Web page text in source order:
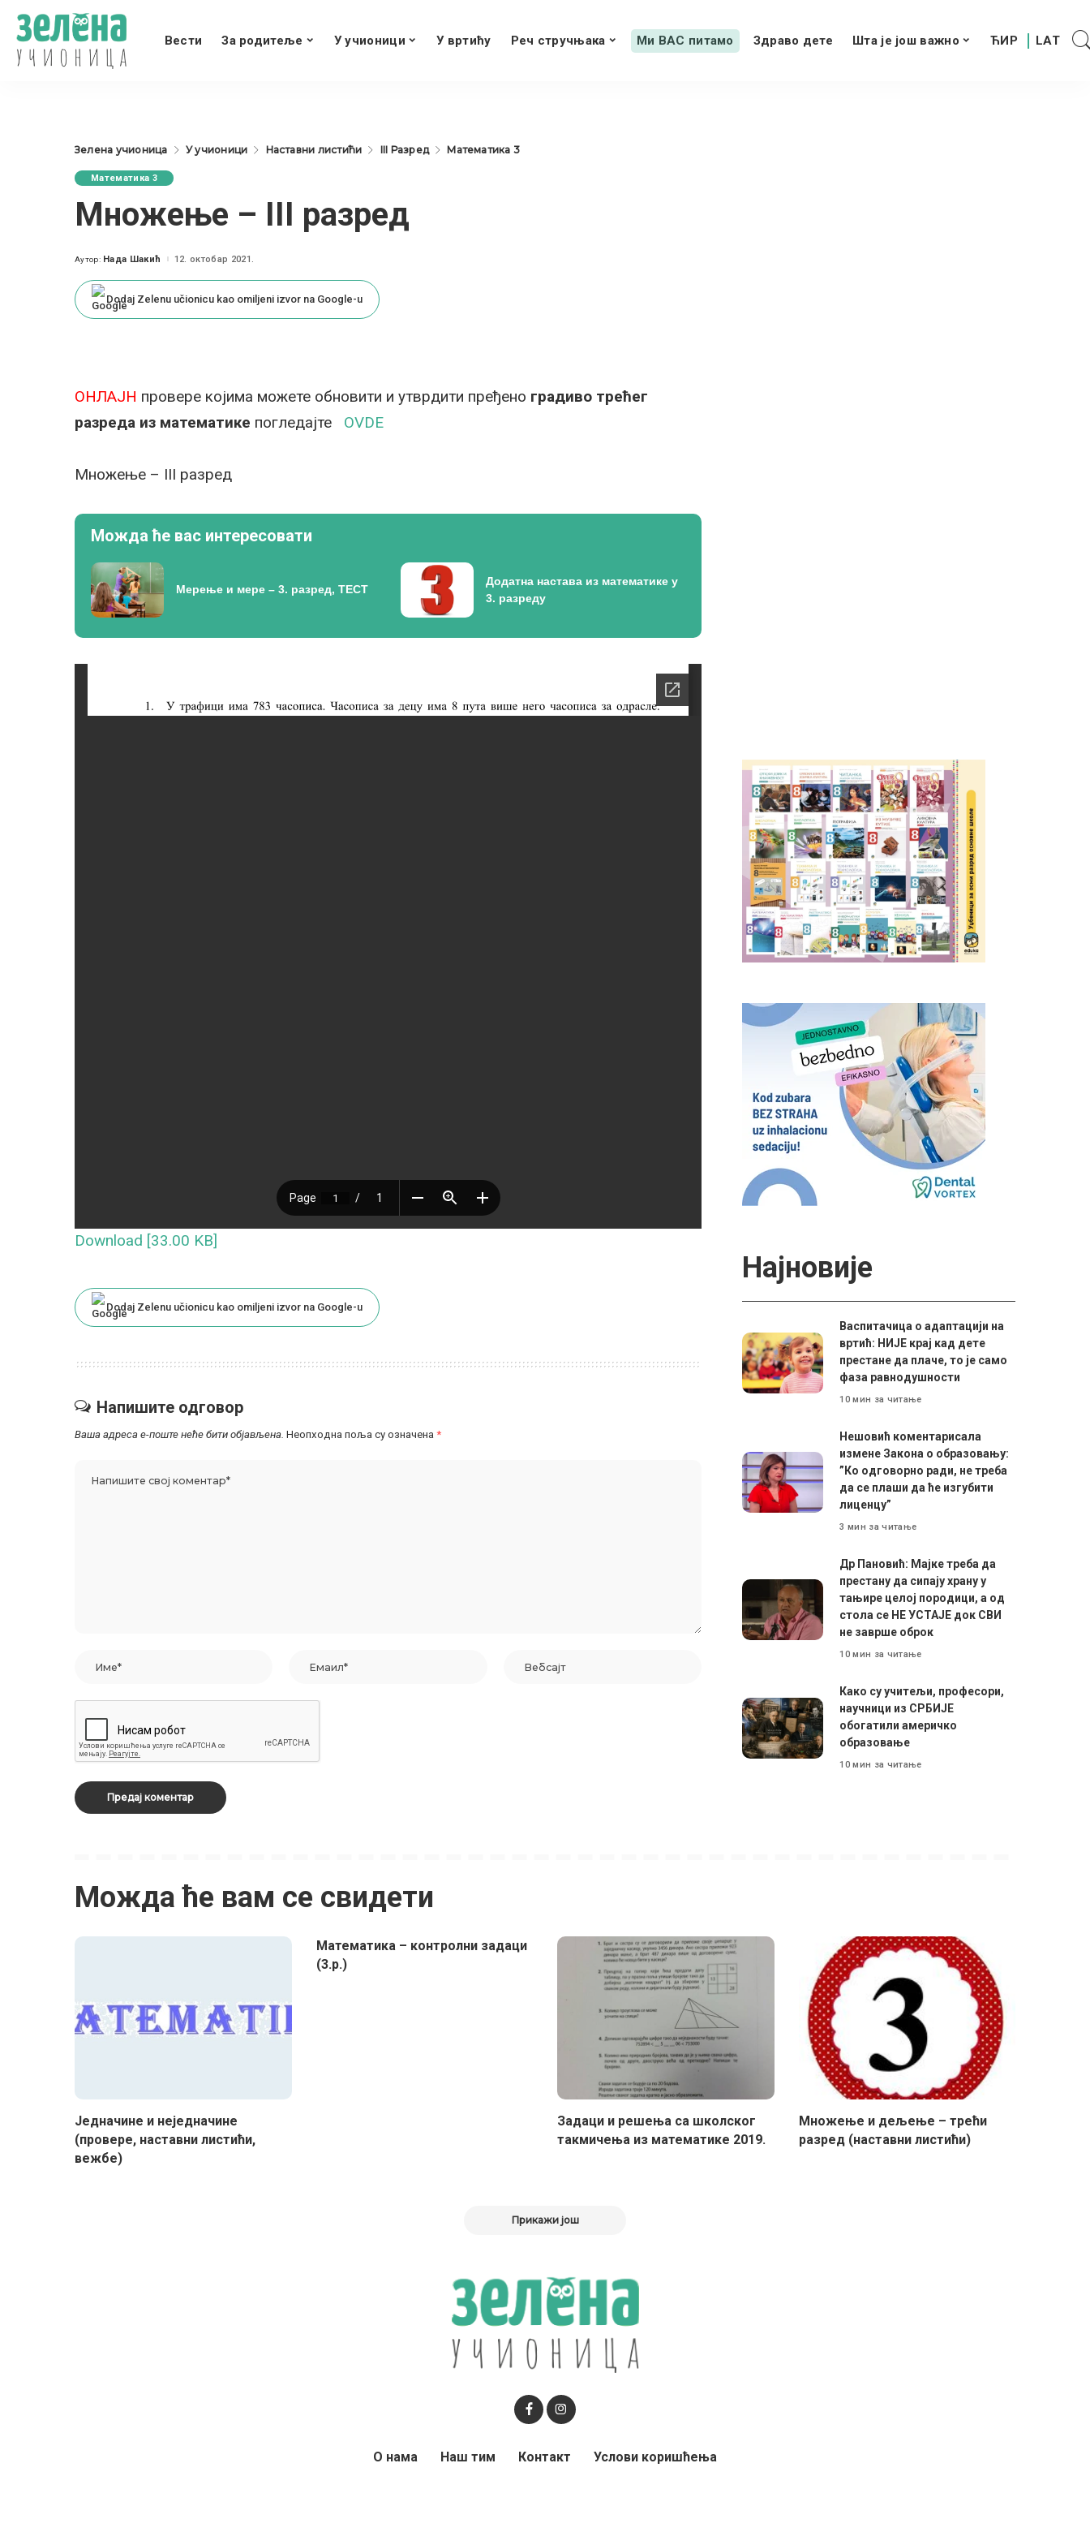
Вести За родитеље У учионици У вртићу Реч стручњака Ми ВАС питамо Здраво дете Шта је још важно
Зелена учионица У учионици Наставни листићи III Разред Математика 3
Математика 3
Множење – III разред
Posted
Аутор: Нада Шакић 12. октобар 2021.
Dodaj Zelenu učionicu kao omiljeni izvor na Google-u
ОНЛАЈН провере којима можете обновити и утврдити пређено градиво трећег
разреда из математике погледајте OVDE
Множење – III разред
Можда ће вас интересовати
Мерење и мере – 3. разред, ТЕСТ
Додатна настава из математике у
3. разреду
Download [33.00 KB]
Dodaj Zelenu učionicu kao omiljeni izvor na Google-u
Напишите одговор
Ваша адреса е-поште неће бити објављена. Неопходна поља су означена *
Најновије
Васпитачица о адаптацији на
вртић: НИЈЕ крај кад дете
престане да плаче, то је само
фаза равнодушности
10 мин за читање
Нешовић коментарисала
измене Закона о образовању:
”Ко одговорно ради, не треба
да се плаши да ће изгубити
лиценцу”
3 мин за читање
Др Пановић: Мајке треба да
престану да сипају храну у
тањире целој породици, а од
стола се НЕ УСТАЈЕ док СВИ
не заврше оброк
10 мин за читање
Како су учитељи, професори,
научници из СРБИЈЕ
обогатили америчко
образовање
10 мин за читање
Можда ће вам се свидети
Једначине и неједначине
(провере, наставни листићи,
вежбе)
Математика – контролни задаци
(3.р.)
Задаци и решења са школског
такмичења из математике 2019.
Множење и дељење – трећи
разред (наставни листићи)
Прикажи још
О нама Наш тим Контакт Услови коришћења